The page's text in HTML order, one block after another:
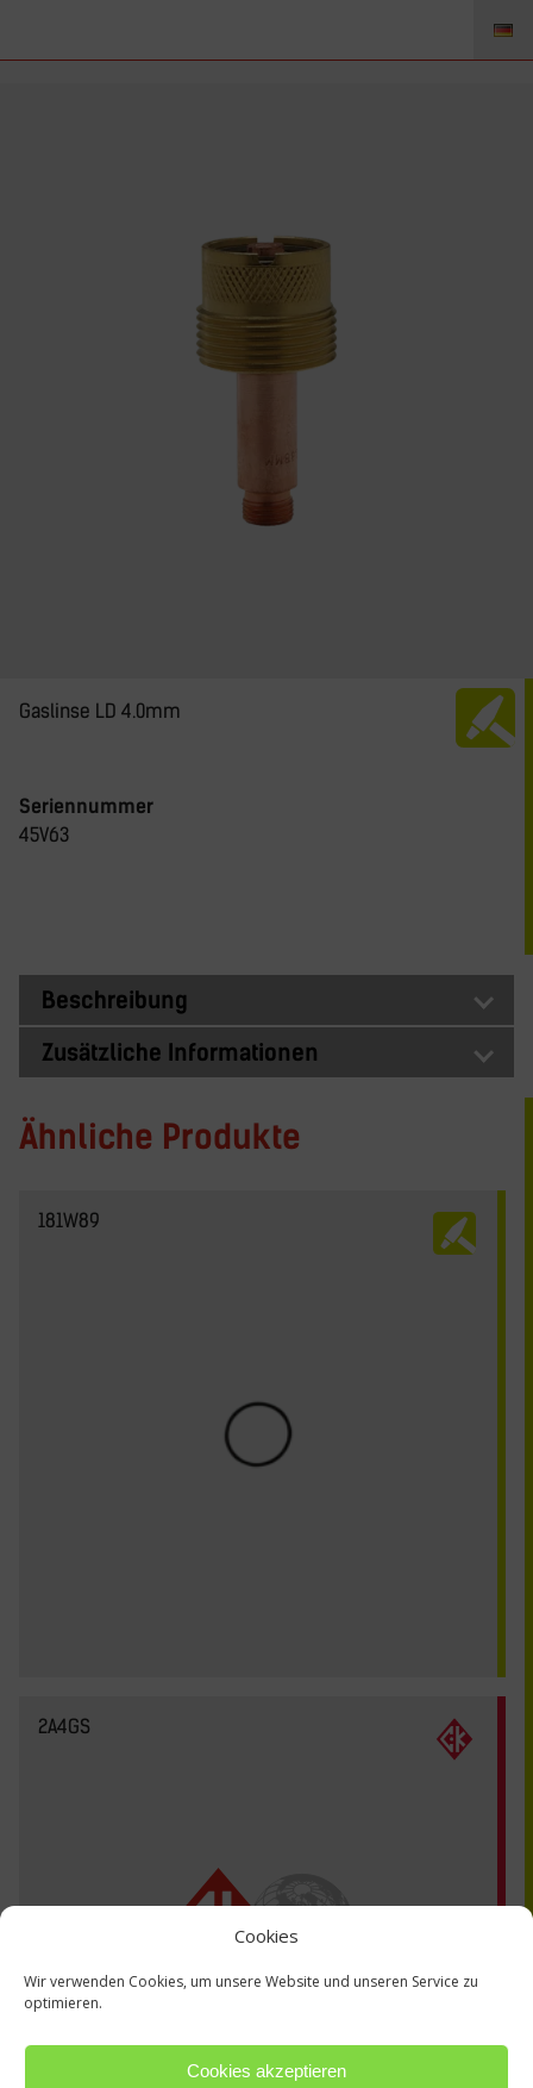
Cookies
Wir verwenden Cookies, um unsere Website und unseren Service zu
optimieren.
Cookies akzeptieren
45V63 – Gaslinse LD 4.0mm
Gaslinse LD 4.0mm
Seriennummer
45V63
Beschreibung
Zusätzliche Informationen
Ähnliche Produkte
181W89
2A4GS